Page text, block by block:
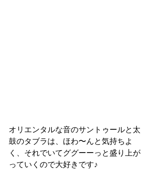
オリエンタルな音のサントゥールと太
鼓のタブラは、ほわ〜んと気持ちよ
く、それでいてググーーっと盛り上が
っていくので大好きです♪